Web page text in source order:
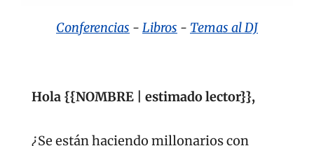
Conferencias - Libros - Temas al DJ
Hola {{NOMBRE | estimado lector}},
¿Se están haciendo millonarios con